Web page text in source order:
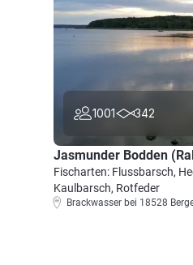
1001 342
Jasmunder Bodden
Fischarten: Flussbarsch,
Kaulbarsch, Rotfeder
Brackwasser bei 18528